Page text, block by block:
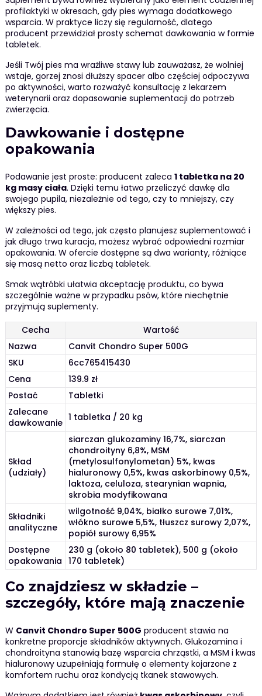
profilaktyki w okresach, gdy pies wymaga dodatkowego
wsparcia. W praktyce liczy się regularność, dlatego
producent przewidział prosty schemat dawkowania w formie
tabletek.
Jeśli Twój pies ma wrażliwe stawy lub zauważasz, że wolniej
wstaje, gorzej znosi dłuższy spacer albo częściej odpoczywa
po aktywności, warto rozważyć konsultację z lekarzem
weterynarii oraz dopasowanie suplementacji do potrzeb
zwierzęcia.
Dawkowanie i dostępne
opakowania
Podawanie jest proste: producent zaleca 1 tabletka na 20
kg masy ciała. Dzięki temu łatwo przeliczyć dawkę dla
swojego pupila, niezależnie od tego, czy to mniejszy, czy
większy pies.
W zależności od tego, jak często planujesz suplementować i
jak długo trwa kuracja, możesz wybrać odpowiedni rozmiar
opakowania. W ofercie dostępne są dwa warianty, różniące
się masą netto oraz liczbą tabletek.
Smak wątróbki ułatwia akceptację produktu, co bywa
szczególnie ważne w przypadku psów, które niechętnie
przyjmują suplementy.
Cecha
Wartość
Nazwa
Canvit Chondro Super 500G
SKU
6cc765415430
Cena
139.9 zł
Postać
Tabletki
Zalecane
dawkowanie 1 tabletka / 20 kg
Skład
(udziały)
siarczan glukozaminy 16,7%, siarczan
chondroityny 6,8%, MSM
(metylosulfonylometan) 5%, kwas
hialuronowy 0,5%, kwas askorbinowy 0,5%,
laktoza, celuloza, stearynian wapnia,
skrobia modyfikowana
Składniki
analityczne
wilgotność 9,04%, białko surowe 7,01%,
włókno surowe 5,5%, tłuszcz surowy 2,07%,
popiół surowy 6,95%
Dostępne
opakowania
230 g (około 80 tabletek), 500 g (około
170 tabletek)
Co znajdziesz w składzie –
szczegóły, które mają znaczenie
W Canvit Chondro Super 500G producent stawia na
konkretne proporcje składników aktywnych. Glukozamina i
chondroityna stanowią bazę wsparcia chrząstki, a MSM i kwas
hialuronowy uzupełniają formułę o elementy kojarzone z
komfortem ruchu oraz kondycją tkanek stawowych.